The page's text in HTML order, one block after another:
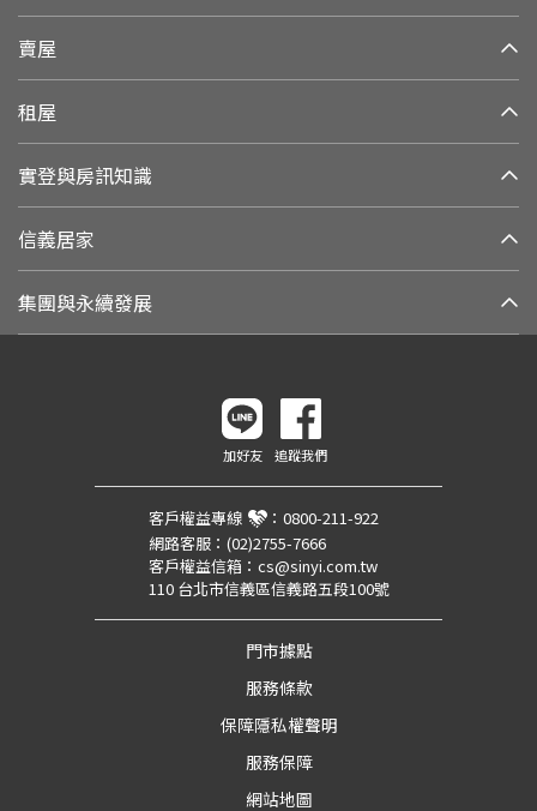
賣屋
租屋
實登與房訊知識
信義居家
集團與永續發展
加好友 追蹤我們
客戶權益專線 ： 0800-211-922
網路客服： (02)2755-7666
客戶權益信箱： cs@sinyi.com.tw
110 台北市信義區信義路五段100號
門市據點
服務條款
保障隱私權聲明
服務保障
網站地圖